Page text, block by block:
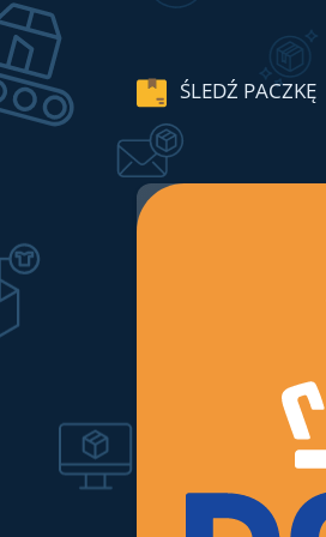
ŚLEDŹ PACZKĘ